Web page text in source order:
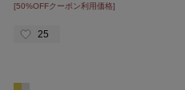
[50%OFFクーポン利用価格]
25